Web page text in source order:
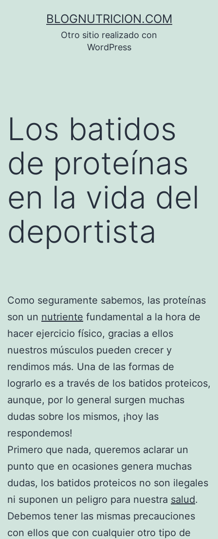
BLOGNUTRICION.COM
Otro sitio realizado con
WordPress
Los batidos
de proteínas
en la vida del
deportista
Como seguramente sabemos, las proteínas
son un nutriente fundamental a la hora de
hacer ejercicio físico, gracias a ellos
nuestros músculos pueden crecer y
rendimos más. Una de las formas de
lograrlo es a través de los batidos proteicos,
aunque, por lo general surgen muchas
dudas sobre los mismos, ¡hoy las
respondemos!
Primero que nada, queremos aclarar un
punto que en ocasiones genera muchas
dudas, los batidos proteicos no son ilegales
ni suponen un peligro para nuestra salud.
Debemos tener las mismas precauciones
con ellos que con cualquier otro tipo de